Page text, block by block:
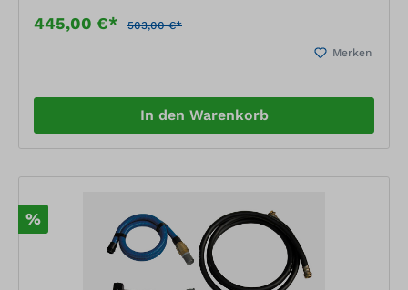
445,00 €* 503,00 €*
Merken
In den Warenkorb
%